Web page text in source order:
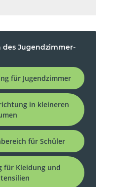
Jugendzimmer-
für Jugendzimmer
in kleineren
für Schüler
für Kleidung und